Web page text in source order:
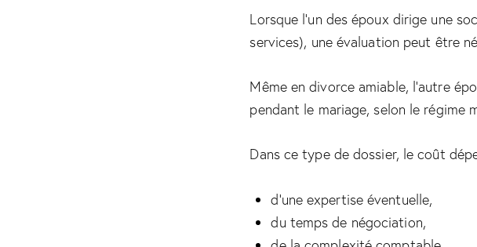
Lorsque l’un des époux dirige une
services), une évaluation peut être
Même en divorce amiable, l’autre
pendant le mariage, selon le régime
Dans ce type de dossier, le coût
d’une expertise éventuelle,
du temps de négociation,